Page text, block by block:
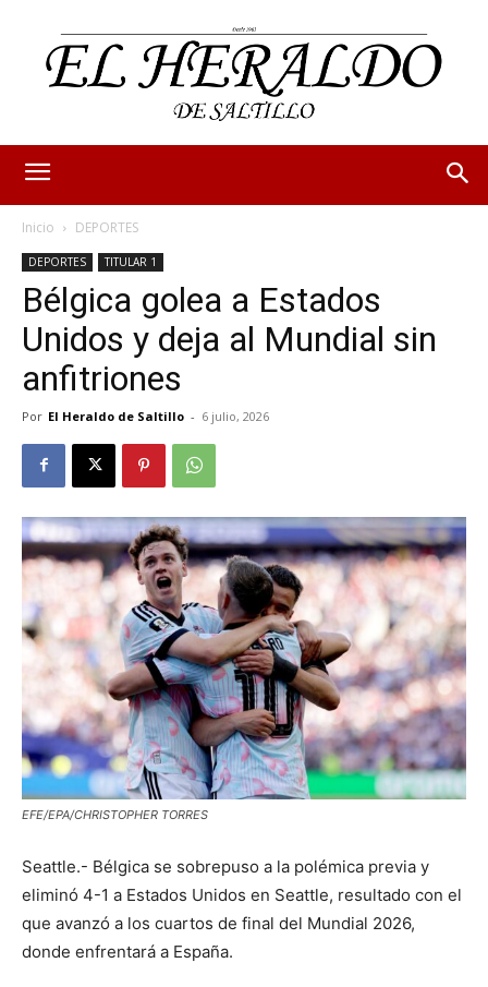
Inicio DEPORTES
DEPORTES TITULAR 1
Bélgica golea a Estados
Unidos y deja al Mundial sin
anfitriones
Por El Heraldo de Saltillo - 6 julio, 2026
EFE/EPA/CHRISTOPHER TORRES
Seattle.- Bélgica se sobrepuso a la polémica previa y
eliminó 4-1 a Estados Unidos en Seattle, resultado con el
que avanzó a los cuartos de final del Mundial 2026,
donde enfrentará a España.